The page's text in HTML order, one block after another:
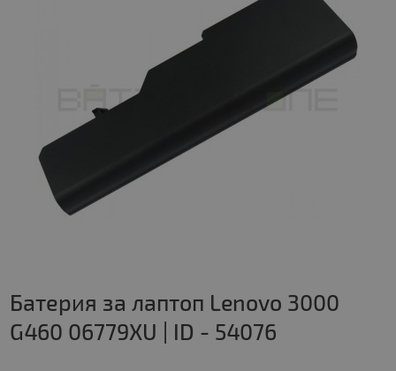
Батерия за лаптоп Lenovo 3000
G460 06779XU | ID - 54076